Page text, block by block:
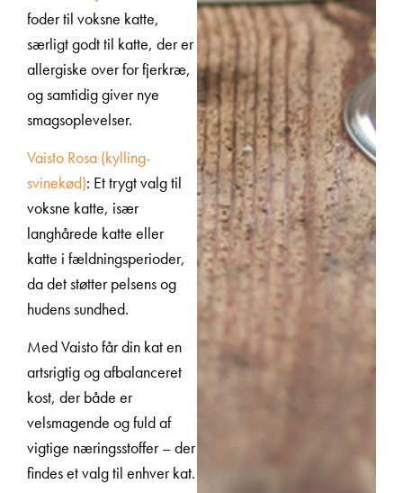
foder til voksne katte,
særligt godt til katte, der er
allergiske over for fjerkræ,
og samtidig giver nye
smagsoplevelser.
Vaisto Rosa (kylling-
svinekød): Et trygt valg til
voksne katte, især
langhårede katte eller
katte i fældningsperioder,
da det støtter pelsens og
hudens sundhed.
Med Vaisto får din kat en
artsrigtig og afbalanceret
kost, der både er
velsmagende og fuld af
vigtige næringsstoffer – der
findes et valg til enhver kat.